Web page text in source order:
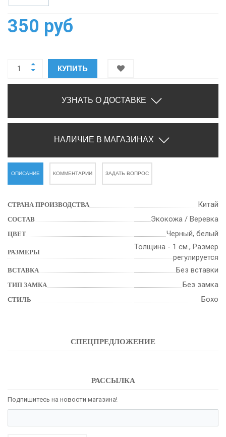
350 руб
КУПИТЬ
УЗНАТЬ О ДОСТАВКЕ
НАЛИЧИЕ В МАГАЗИНАХ
ОПИСАНИЕ КОММЕНТАРИИ ЗАДАТЬ ВОПРОС
СТРАНА ПРОИЗВОДСТВА Китай
СОСТАВ Экокожа / Веревка
ЦВЕТ Черный, белый
РАЗМЕРЫ
Толщина - 1 см., Размер
регулируется
ВСТАВКА Без вставки
ТИП ЗАМКА Без замка
СТИЛЬ Бохо
СПЕЦПРЕДЛОЖЕНИЕ
РАССЫЛКА
Подпишитесь на новости магазина!